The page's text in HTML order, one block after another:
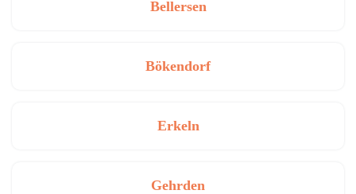
Bellersen
Bökendorf
Erkeln
Gehrden